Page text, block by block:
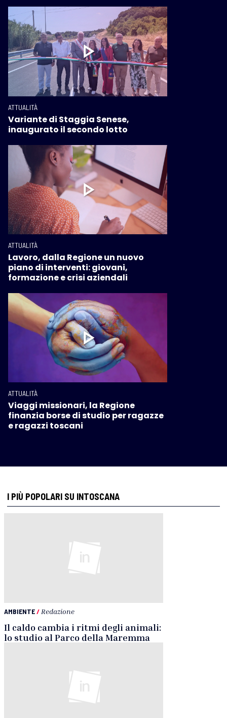
ATTUALITÀ
Variante di Staggia Senese,
inaugurato il secondo lotto
ATTUALITÀ
Lavoro, dalla Regione un nuovo
piano di interventi: giovani,
formazione e crisi aziendali
ATTUALITÀ
Viaggi missionari, la Regione
finanzia borse di studio per ragazze
e ragazzi toscani
I PIÙ POPOLARI SU INTOSCANA
AMBIENTE/ Redazione
Il caldo cambia i ritmi degli animali:
lo studio al Parco della Maremma